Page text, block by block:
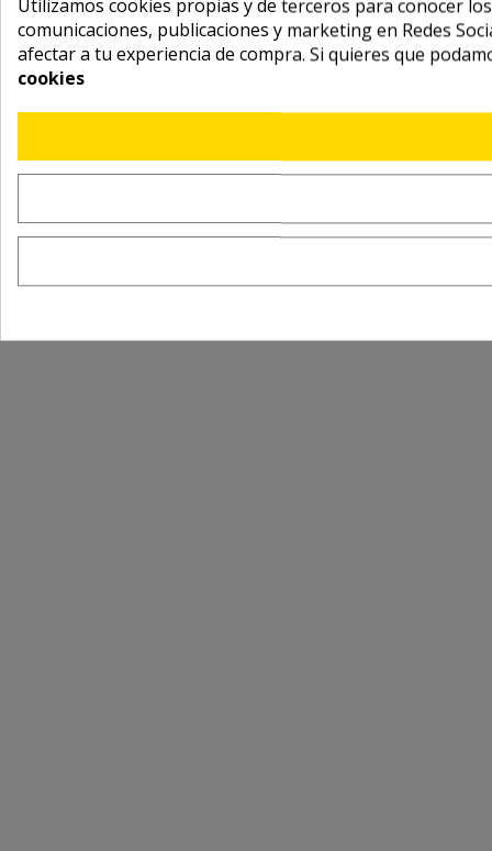
Utilizamos cookies propias y de terceros para conocer
comunicaciones, publicaciones y marketing en Redes
afectar a tu experiencia de compra. Si quieres que
cookies